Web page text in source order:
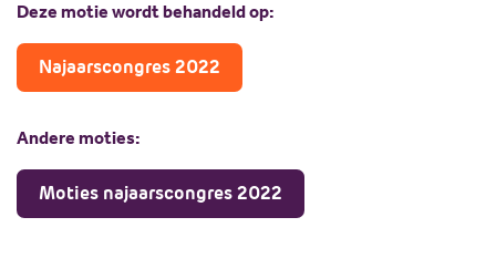
Deze motie wordt behandeld op:
Najaarscongres 2022
Andere moties:
Moties najaarscongres 2022